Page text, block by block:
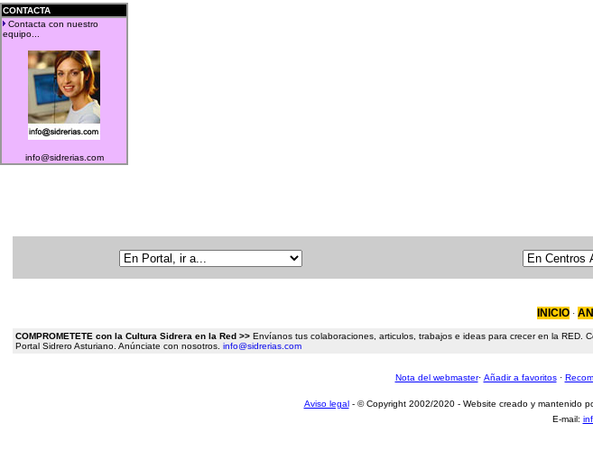
CONTACTA
Contacta con nuestro
equipo...
info@sidrerias.com
INICIO·
COMPROMETETE con la Cultura Sidrera en la Red >>Envíanos tus colaboraciones, articulos, trabajos e ideas para crecer en la RED.
Portal Sidrero Asturiano. Anúnciate con nosotros. info@sidrerias.com
Nota del webmaster· Añadir a favoritos·
Aviso legal- © Copyright 2002/2020 - Website creado y mantenido
E-mail: